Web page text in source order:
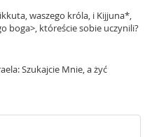
waszego króla, i Kijjuna*,
boga>, któreście sobie uczynili?
Szukajcie Mnie, a żyć